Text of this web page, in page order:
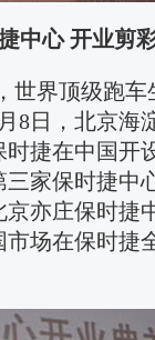
中心 开业剪
世界顶级跑
8日，北京海
捷在中国开
家保时捷中
亦庄保时捷
场在保时捷